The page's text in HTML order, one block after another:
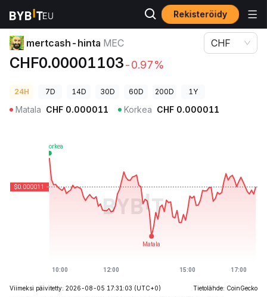
Rekisteröidy
Kryptohinnat
mertcash-hinta MEC
CHF0.00001103-0.97%
CHF
24H 7D 14D 30D 60D 200D 1Y
Matala CHF 0.000011 Korkea CHF 0.000011
Viimeksi päivitetty: 2026-08-05 17:31:03 (UTC+0)
Tietolähde: CoinGecko